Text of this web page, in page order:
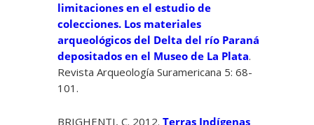
limitaciones en el estudio de
colecciones. Los materiales
arqueológicos del Delta del río Paraná
depositados en el Museo de La Plata.
Revista Arqueología Suramericana 5: 68-
101.
BRIGHENTI, C. 2012.Terras Indígenas